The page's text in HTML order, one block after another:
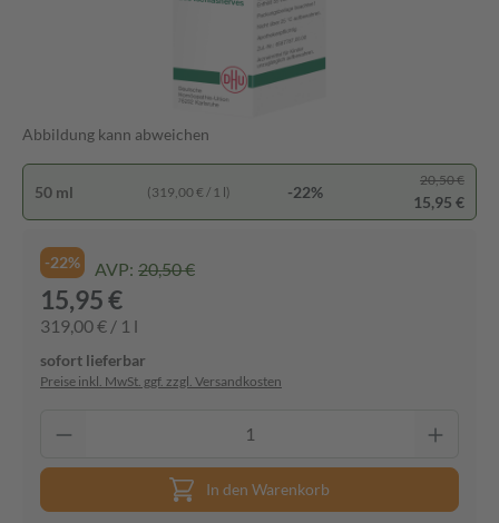
Abbildung kann abweichen
50 ml (319,00 € / 1 l) -22%
20,50 €
15,95 €
-22% AVP: 20,50 €
15,95 €
319,00 € / 1 l
sofort lieferbar
Preise inkl. MwSt. ggf. zzgl. Versandkosten
In den Warenkorb